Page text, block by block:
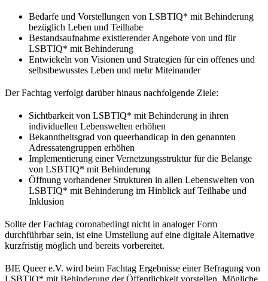
Bedarfe und Vorstellungen von LSBTIQ* mit Behinderung
bezüglich Leben und Teilhabe
Bestandsaufnahme existierender Angebote von und für
LSBTIQ* mit Behinderung
Entwickeln von Visionen und Strategien für ein offenes und
selbstbewusstes Leben und mehr Miteinander
Der Fachtag verfolgt darüber hinaus nachfolgende Ziele:
Sichtbarkeit von LSBTIQ* mit Behinderung in ihren
individuellen Lebenswelten erhöhen
Bekanntheitsgrad von queerhandicap in den genannten
Adressatengruppen erhöhen
Implementierung einer Vernetzungsstruktur für die Belange
von LSBTIQ* mit Behinderung
Öffnung vorhandener Strukturen in allen Lebenswelten von
LSBTIQ* mit Behinderung im Hinblick auf Teilhabe und
Inklusion
Sollte der Fachtag coronabedingt nicht in analoger Form
durchführbar sein, ist eine Umstellung auf eine digitale Alternative
kurzfristig möglich und bereits vorbereitet.
BIE Queer e.V. wird beim Fachtag Ergebnisse einer Befragung von